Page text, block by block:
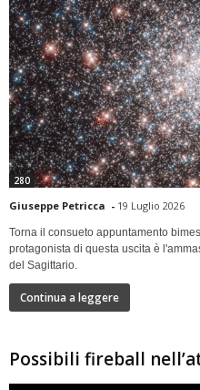
280
Giuseppe Petricca - 19 Luglio 2026
Torna il consueto appuntamento
protagonista di questa uscita è
del Sagittario.
Continua a leggere
Possibili fireball